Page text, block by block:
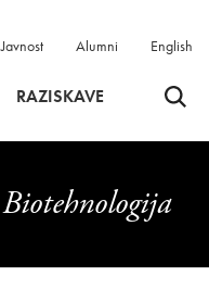
Javnost Alumni English
RAZISKAVE Odpri
Biotehnologija